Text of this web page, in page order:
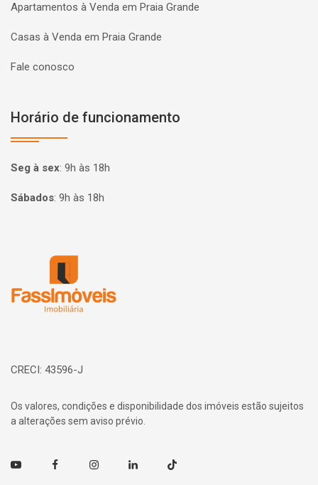
Apartamentos à Venda em Praia Grande
Casas à Venda em Praia Grande
Fale conosco
Horário de funcionamento
Seg à sex: 9h às 18h
Sábados: 9h às 18h
CRECI: 43596-J
Os valores, condições e disponibilidade dos imóveis estão sujeitos
a alterações sem aviso prévio.
Youtube FacebookInstagramLinkedin TikTok